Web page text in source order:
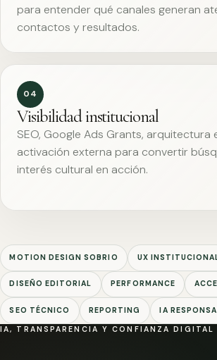
para entender qué canales generan
contactos y resultados.
04
Visibilidad institucional
SEO, Google Ads Grants, arquitectura
activación externa para convertir
interés cultural en acción.
MOTION DESIGN SOBRIO UX
DISEÑO EDITORIAL PERFORMANCE
SEO TÉCNICO REPORTING IA
IA, TRANSPARENCIA Y CONFIANZA DIGITAL